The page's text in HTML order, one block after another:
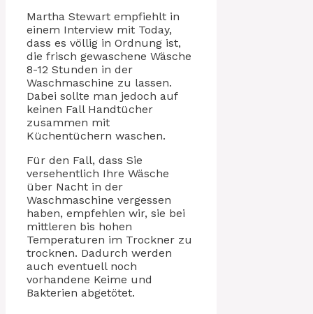
Martha Stewart empfiehlt in
einem Interview mit Today,
dass es völlig in Ordnung ist,
die frisch gewaschene Wäsche
8-12 Stunden in der
Waschmaschine zu lassen.
Dabei sollte man jedoch auf
keinen Fall Handtücher
zusammen mit
Küchentüchern waschen.
Für den Fall, dass Sie
versehentlich Ihre Wäsche
über Nacht in der
Waschmaschine vergessen
haben, empfehlen wir, sie bei
mittleren bis hohen
Temperaturen im Trockner zu
trocknen. Dadurch werden
auch eventuell noch
vorhandene Keime und
Bakterien abgetötet.